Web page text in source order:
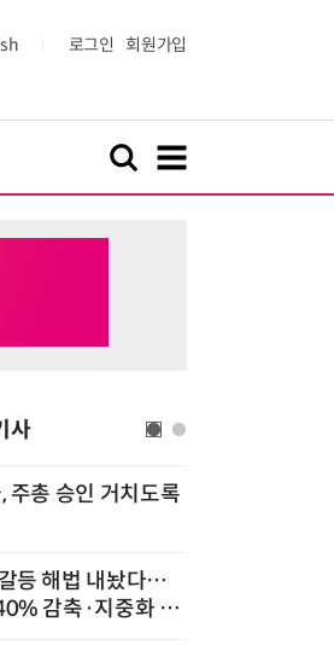
로그인 회원가입
사
주총 승인 거치도록
등 해법 내놨다…
감축·지중화 확